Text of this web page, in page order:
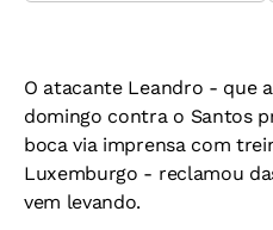
O atacante Leandro - que
domingo contra o Santos
boca via imprensa com
Luxemburgo - reclamou
vem levando.